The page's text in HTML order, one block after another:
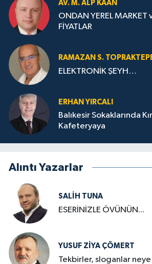
AV. M. ALP KAAN
ONDAN YEREL MARKET
FİYATLAR
RAMAZAN S.
ELEKTRONİK ŞEYH…
ERHAN YIRCALI
Balıkesir Sokaklarında
Kafeteryaya
Alıntı Yazarlar
SALIH TUNA
ESERİNİZLE ÖVÜNÜN...
YUSUF ZIYA ÇÖMERT
Tekbirler, sloganlar